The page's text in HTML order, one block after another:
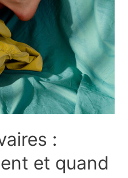
:
et quand